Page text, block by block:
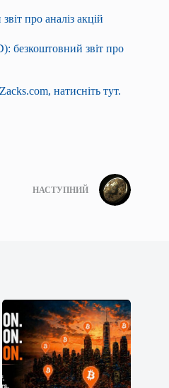
про аналіз акцій
безкоштовний звіт про
натисніть тут.
НАСТУПНИЙ